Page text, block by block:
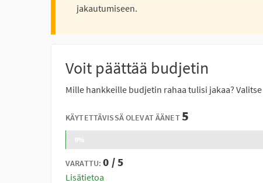
jakautumiseen.
Voit päättää budjetin
Mille hankkeille budjetin rahaa tulisi jakaa?
KÄYTETTÄVISSÄ OLEVAT ÄÄNET5
VARATTU:0 / 5
Lisätietoa